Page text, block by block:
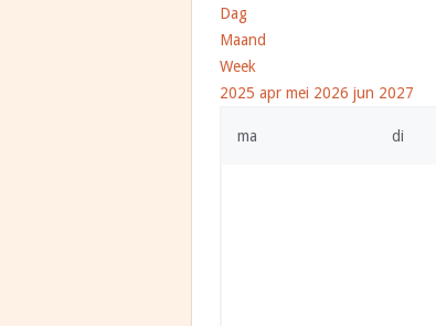
Dag
Maand
Week
2025 apr mei 2026 jun 2027
ma di